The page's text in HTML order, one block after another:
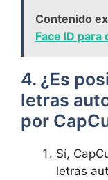
Contenido
Face ID
4. ¿Es
letras
por
Sí,
letras